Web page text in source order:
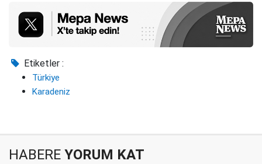
Etiketler :
Türkiye
Karadeniz
HABERE YORUM KAT